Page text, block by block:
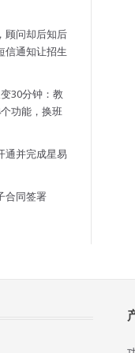
顾问却后知后
信通知让招生
30分钟：教
功能，换班
通并完成星易
同签署